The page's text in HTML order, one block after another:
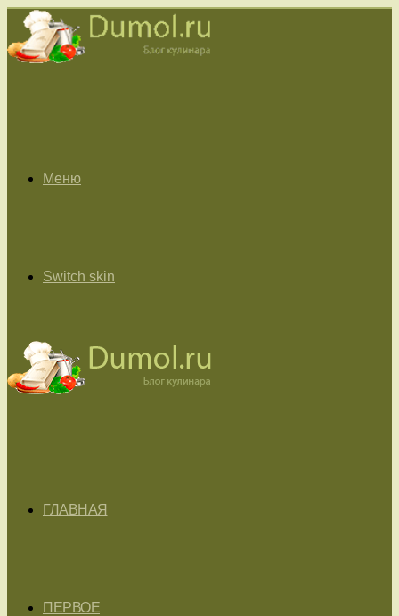
Меню
Switch skin
ГЛАВНАЯ
ПЕРВОЕ